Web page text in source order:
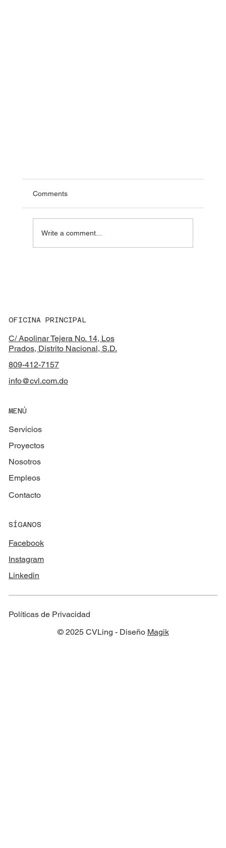
tarde
Comments
Write a comment...
OFICINA PRINCIPAL
C/ Apolinar Tejera No. 14, Los
Prados, Distrito Nacional, S.D.
809-412-7157
info@cvl.com.do
MENÚ
Servicios
Proyectos
Nosotros
Empleos
Contacto
SÍGANOS
Facebook
Instagram
Linkedin
Políticas de Privacidad
© 2025 CVLing - Diseño Magik